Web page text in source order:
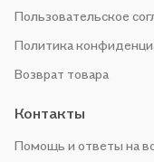
Пользовательское
Политика
Возврат товара
Контакты
Помощь и ответы на